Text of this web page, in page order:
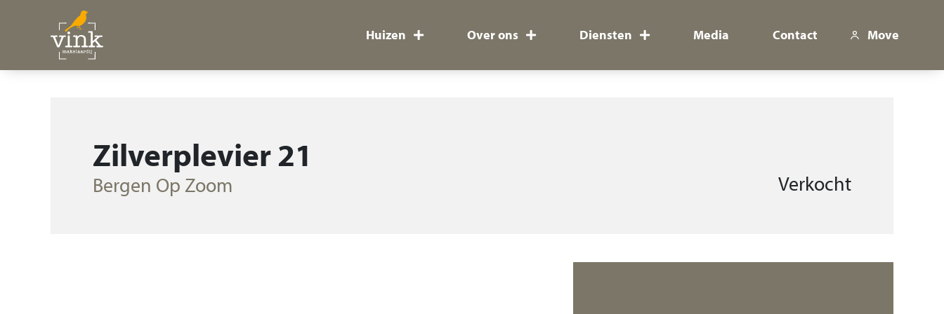
Huizen Over ons Diensten Media Contact Move
Zilverplevier 21
Bergen Op Zoom Verkocht